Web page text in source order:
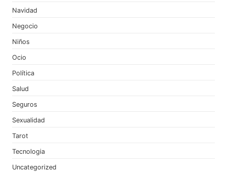
Navidad
Negocio
Niños
Ocio
Política
Salud
Seguros
Sexualidad
Tarot
Tecnologia
Uncategorized